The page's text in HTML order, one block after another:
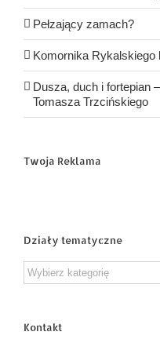
Pełzający zamach?
Komornika Rykalskiego
Dusza, duch i fortepian
Tomasza Trzcińskiego
Twoja Reklama
Działy tematyczne
Działy
tematyczne
Kontakt